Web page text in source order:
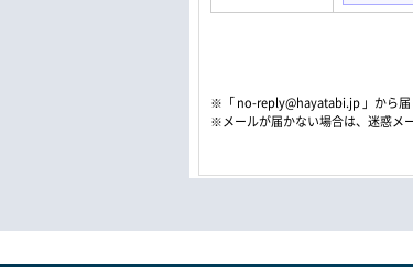
※「 no-reply@hayatabi.jp 」から届
※メールが届かない場合は、迷惑メ